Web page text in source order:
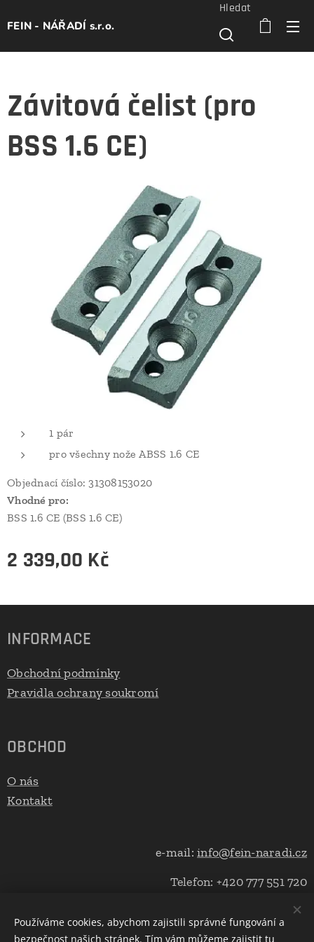
FEIN - NÁŘADÍ s.r.o.
Hledat
Závitová čelist (pro
BSS 1.6 CE)
1 pár
pro všechny nože ABSS 1.6 CE
Objednací číslo: 31308153020
Vhodné pro:
BSS 1.6 CE (BSS 1.6 CE)
2 339,00 Kč
INFORMACE
Obchodní podmínky
Pravidla ochrany soukromí
OBCHOD
O nás
Kontakt
e-mail:info@fein-naradi.cz
Telefon: +420 777 551 720
Používáme cookies, abychom zajistili správné fungování a
bezpečnost našich stránek. Tím vám můžeme zajistit tu